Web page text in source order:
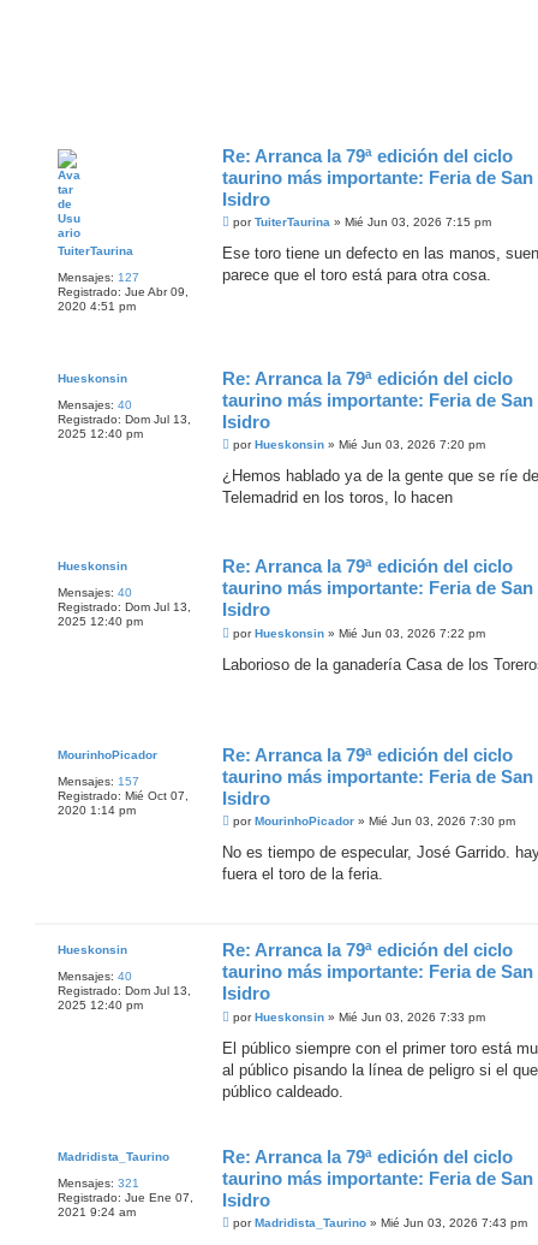
TuiterTaurina
Mensajes: 127
Registrado: Jue Abr 09,
2020 4:51 pm
Re: Arranca la 79ª edición del ciclo
taurino más importante: Feria de San
Isidro
M
n
a
porTuiterTaurina » Mié Jun 03, 2026 7:15 pm
Ese toro tiene un defecto en las manos,
parece que el toro está para otra cosa.
Hueskonsin
Mensajes: 40
Registrado: Dom Jul 13,
2025 12:40 pm
Re: Arranca la 79ª edición del ciclo
taurino más importante: Feria de San
Isidro
M
n
s
a
porHueskonsin» Mié Jun 03, 2026 7:20 pm
¿Hemos hablado ya de la gente que se ríe
Telemadrid en los toros, lo hacen
Hueskonsin
Mensajes: 40
Registrado: Dom Jul 13,
2025 12:40 pm
Re: Arranca la 79ª edición del ciclo
taurino más importante: Feria de San
Isidro
M
n
porHueskonsin» Mié Jun 03, 2026 7:22 pm
Laborioso de la ganadería Casa de los
MourinhoPicador
Mensajes: 157
Registrado: Mié Oct 07,
2020 1:14 pm
Re: Arranca la 79ª edición del ciclo
taurino más importante: Feria de San
Isidro
M
n
a
porMourinhoPicador» Mié Jun 03, 2026 7:30 pm
No es tiempo de especular, José Garrido.
fuera el toro de la feria.
Hueskonsin
Mensajes: 40
Registrado: Dom Jul 13,
2025 12:40 pm
Re: Arranca la 79ª edición del ciclo
taurino más importante: Feria de San
Isidro
M
n
a
j
porHueskonsin» Mié Jun 03, 2026 7:33 pm
El público siempre con el primer toro está
al público pisando la línea de peligro si el
público caldeado.
Madridista_Taurino
Mensajes: 321
Registrado: Jue Ene 07,
2021 9:24 am
Re: Arranca la 79ª edición del ciclo
taurino más importante: Feria de San
Isidro
MporMadridista_Taurino» Mié Jun 03, 2026 7:43 pm